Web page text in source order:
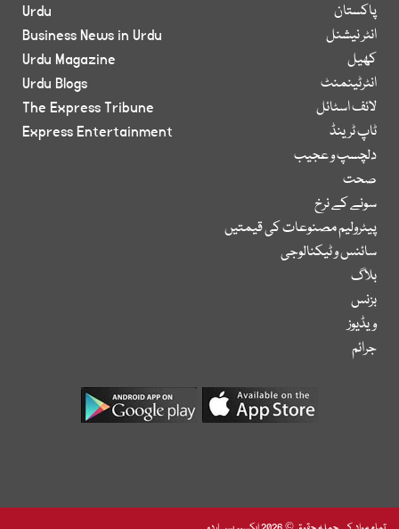
پاکستان
انٹر نیشنل
کھیل
انٹرٹینمنٹ
لائف اسٹائل
ٹاپ ٹرینڈ
دلچسپ و عجیب
صحت
سونے کے نرخ
پیٹرولیم مصنوعات کی قیمتیں
سائنس و ٹیکنالوجی
بلاگ
بزنس
ویڈیوز
جرائم
Urdu
Business News in Urdu
Urdu Magazine
Urdu Blogs
The Express Tribune
Express Entertainment